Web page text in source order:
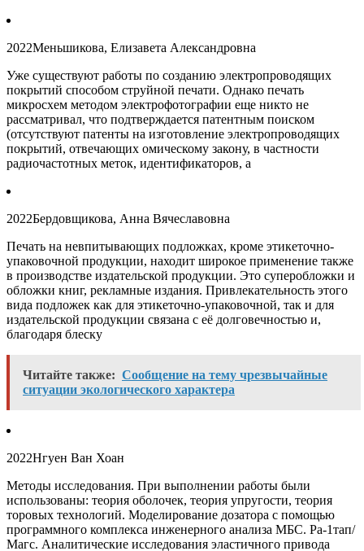
2022Меньшикова, Елизавета Александровна
Уже существуют работы по созданию электропроводящих
покрытий способом струйной печати. Однако печать
микросхем методом электрофотографии еще никто не
рассматривал, что подтверждается патентным поиском
(отсутствуют патенты на изготовление электропроводящих
покрытий, отвечающих омическому закону, в частности
радиочастотных меток, идентификаторов, а
2022Бердовщикова, Анна Вячеславовна
Печать на невпитывающих подложках, кроме этикеточно-
упаковочной продукции, находит широкое применение также
в производстве издательской продукции. Это суперобложки и
обложки книг, рекламные издания. Привлекательность этого
вида подложек как для этикеточно-упаковочной, так и для
издательской продукции связана с её долговечностью и,
благодаря блеску
Читайте также: Сообщение на тему чрезвычайные
ситуации экологического характера
2022Нгуен Ван Хоан
Методы исследования. При выполнении работы были
использованы: теория оболочек, теория упругости, теория
торовых технологий. Моделирование дозатора с помощью
программного комплекса инженерного анализа МБС. Ра-1тап/
Магс. Аналитические исследования эластичного привода